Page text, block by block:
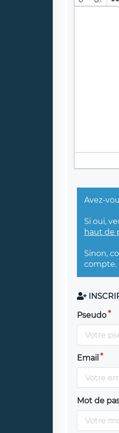
Avez-
Si oui,
haut de
Sinon,
compte.
Pseudo
Email
Mot de